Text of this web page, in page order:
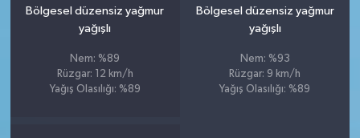
Bölgesel düzensiz yağmur
yağışlı
Nem: %89
Rüzgar: 12 km/h
Yağış Olasılığı: %89
Bölgesel düzensiz yağmur
yağışlı
Nem: %93
Rüzgar: 9 km/h
Yağış Olasılığı: %89